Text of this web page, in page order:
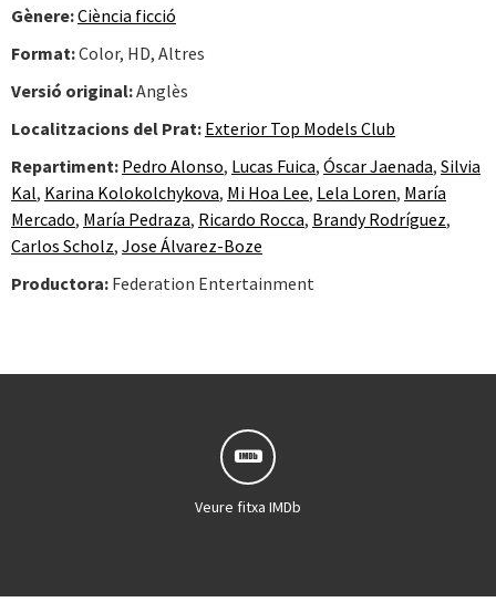
Gènere:Ciència ficció
Format:Color, HD, Altres
Versió original:Anglès
Localitzacions del Prat: Exterior Top Models Club
Repartiment: Pedro Alonso, Lucas Fuica, Óscar Jaenada, Silvia
Kal, Karina Kolokolchykova, Mi Hoa Lee, Lela Loren, María
Mercado, María Pedraza, Ricardo Rocca, Brandy Rodríguez,
Carlos Scholz, Jose Álvarez-Boze
Productora: Federation Entertainment
Veure fitxa IMDb